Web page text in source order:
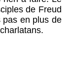
de Freud
pas en plus de